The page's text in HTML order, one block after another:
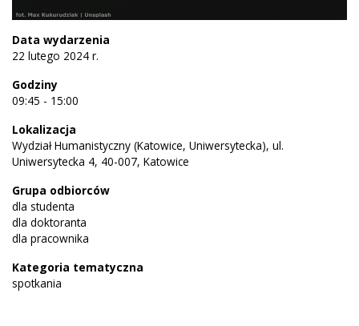
Data wydarzenia
22 lutego 2024 r.
Godziny
09:45 - 15:00
Lokalizacja
Wydział Humanistyczny (Katowice, Uniwersytecka), ul.
Uniwersytecka 4, 40-007, Katowice
Grupa odbiorców
dla studenta
dla doktoranta
dla pracownika
Kategoria tematyczna
spotkania